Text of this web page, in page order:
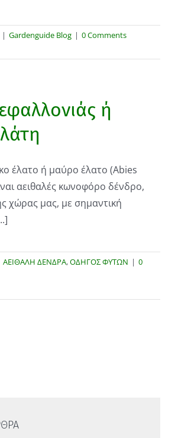
| Gardenguide Blog | 0 Comments
ή
έλατο ή μαύρο έλατο (Abies
αειθαλές κωνοφόρο δένδρο,
χώρας μας, με σημαντική
ΑΕΙΘΑΛΗ ΔΕΝΔΡΑ,ΟΔΗΓΟΣ ΦΥΤΩΝ | 0